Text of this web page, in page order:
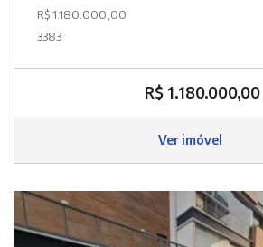
R$ 1.180.000,00
3383
R$ 1.180.000,00
Ver imóvel